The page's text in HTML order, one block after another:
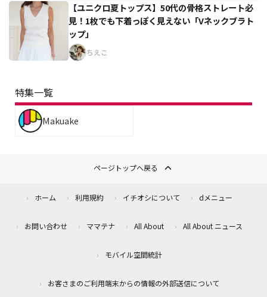
【ユニクロ夏トップス】50代の骨格ストレート必
見！1枚でも下着っぽく見えない「Vネックブラト
ップ」
ちえこ
特集一覧
Makuake
ページトップへ戻る
ホーム 利用規約 イチオシについて dメニュー
お問い合わせ ママテナ All About All About ニュース
モバイル空間統計
お客さまのご利用端末からの情報の外部送信について